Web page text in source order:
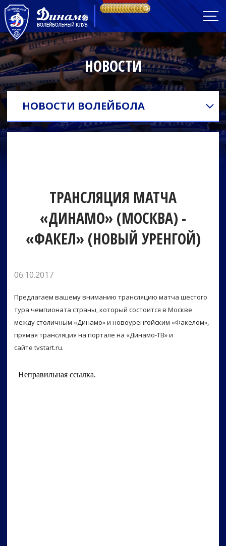
НОВОСТИ
НОВОСТИ ВОЛЕЙБОЛА
ТРАНСЛЯЦИЯ МАТЧА
«ДИНАМО» (МОСКВА) -
«ФАКЕЛ» (НОВЫЙ УРЕНГОЙ)
06.10.2017
Предлагаем вашему вниманию трансляцию матча шестого
тура чемпионата страны, который состоится в Москве
между столичным «Динамо» и новоуренгойским «Факелом»,
прямая трансляция на портале на «Динамо-ТВ» и
сайте tvstart.ru.